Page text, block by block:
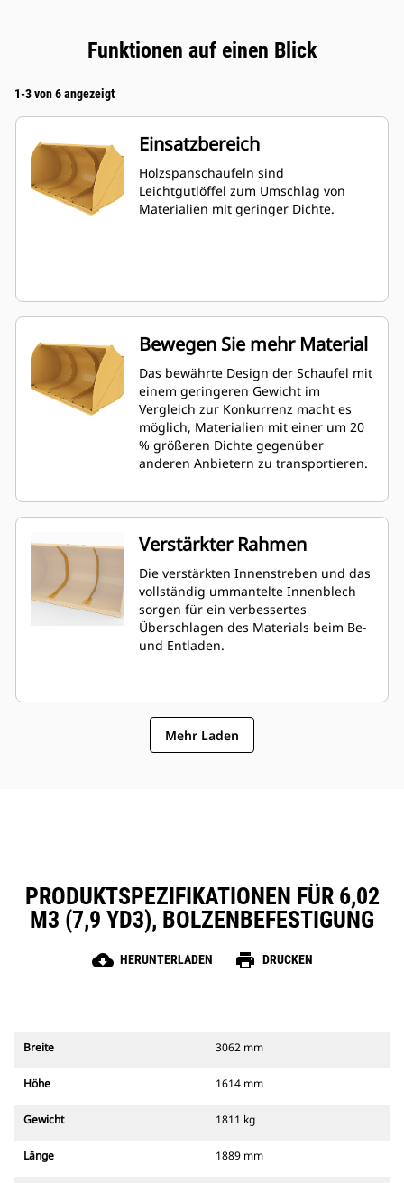
Funktionen auf einen Blick
1-3 von 6 angezeigt
Einsatzbereich
Holzspanschaufeln sind
Leichtgutlöffel zum Umschlag von
Materialien mit geringer Dichte.
Bewegen Sie mehr Material
Das bewährte Design der Schaufel mit
einem geringeren Gewicht im
Vergleich zur Konkurrenz macht es
möglich, Materialien mit einer um 20
% größeren Dichte gegenüber
anderen Anbietern zu transportieren.
Verstärkter Rahmen
Die verstärkten Innenstreben und das
vollständig ummantelte Innenblech
sorgen für ein verbessertes
Überschlagen des Materials beim Be-
und Entladen.
Mehr Laden
PRODUKTSPEZIFIKATIONEN FÜR 6,02
M3 (7,9 YD3), BOLZENBEFESTIGUNG
cloud_download HERUNTERLADEN print DRUCKEN
Breite 3062 mm
Höhe 1614 mm
Gewicht 1811 kg
Länge 1889 mm